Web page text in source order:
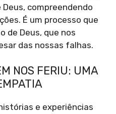
compreendendo
É um processo que
de Deus, que nos
das nossas falhas.
NOS FERIU: UMA
e experiências